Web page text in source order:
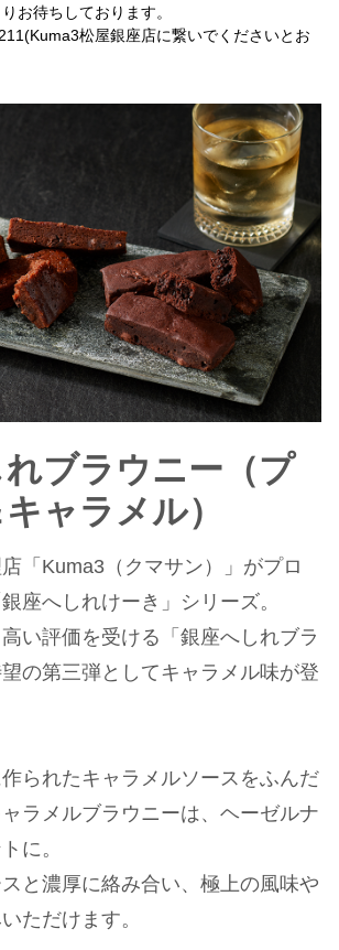
お待ちしております。
松屋銀座店に繋いでくださいとお
ブラウニー（プ
ャラメル）
「Kuma3（クマサン）」がプロ
座へしれけーき」シリーズ。
い評価を受ける「銀座へしれブラ
の第三弾としてキャラメル味が登
られたキャラメルソースをふんだ
ラメルブラウニーは、ヘーゼルナ
に。
と濃厚に絡み合い、極上の風味や
ただけます。